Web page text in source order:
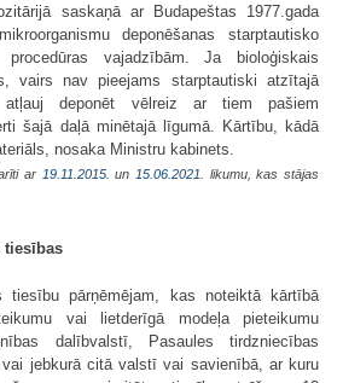
saskaņā ar Budapeštas 1977.gada
deponēšanas starptautisko
procedūras vajadzībām. Ja bioloģiskais
vairs nav pieejams starptautiski atzītajā
atļauj deponēt vēlreiz ar tiem pašiem
šajā daļā minētajā līgumā. Kārtību, kādā
nosaka Ministru kabinets.
ar 19.11.2015. un 15.06.2021 . likumu, kas stājas
tiesības
pārņēmējam, kas noteiktā kārtībā
vai lietderīgā modeļa pieteikumu
dalībvalstī, Pasaules tirdzniecības
jebkurā citā valstī vai savienībā, ar kuru